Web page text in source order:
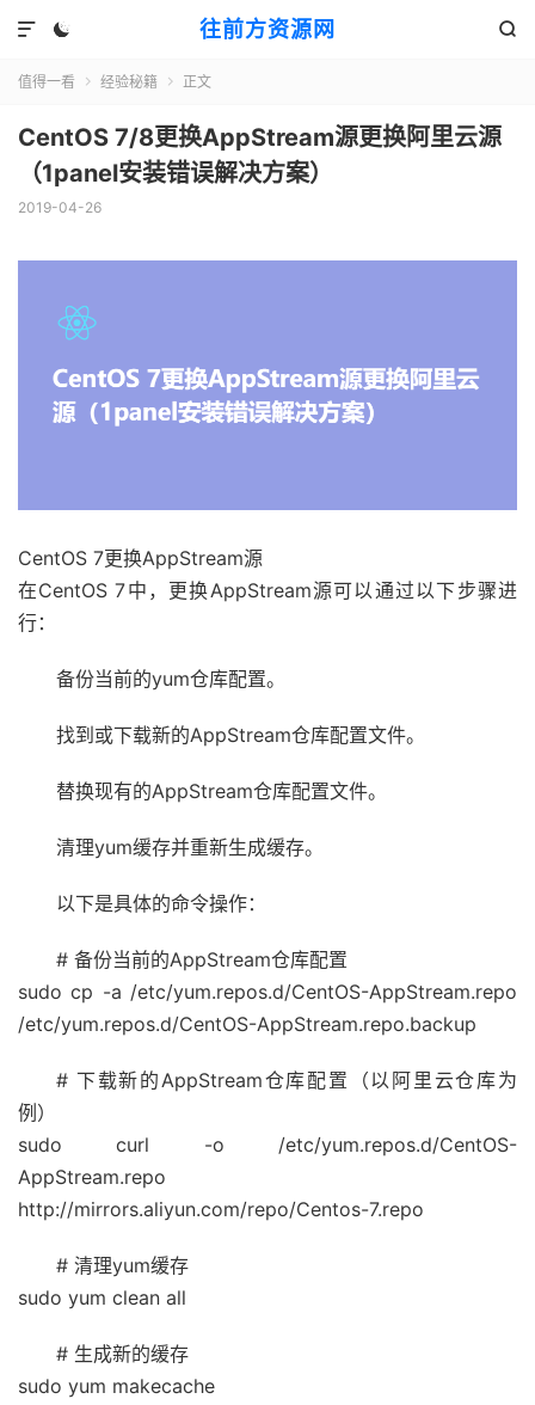
往前方资源网
 

值得一看  经验秘籍  正文
CentOS 7/8更换AppStream源更换阿里云源
（1panel安装错误解决方案）
2019-04-26
CentOS 7更换AppStream源
在CentOS 7中，更换AppStream源可以通过以下步骤进
行：
备份当前的yum仓库配置。
找到或下载新的AppStream仓库配置文件。
替换现有的AppStream仓库配置文件。
清理yum缓存并重新生成缓存。
以下是具体的命令操作：
# 备份当前的AppStream仓库配置
sudo cp -a /etc/yum.repos.d/CentOS-AppStream.repo
/etc/yum.repos.d/CentOS-AppStream.repo.backup
# 下载新的AppStream仓库配置（以阿里云仓库为
例）
sudo curl -o /etc/yum.repos.d/CentOS-
AppStream.repo
http://mirrors.aliyun.com/repo/Centos-7.repo
# 清理yum缓存
sudo yum clean all
# 生成新的缓存
sudo yum makecache